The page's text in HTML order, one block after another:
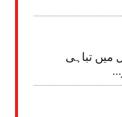
میں تباہی